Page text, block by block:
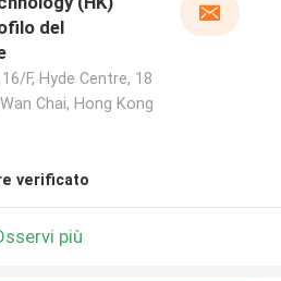
del
F, Hyde Centre, 18
Chai, Hong Kong
verificato
più